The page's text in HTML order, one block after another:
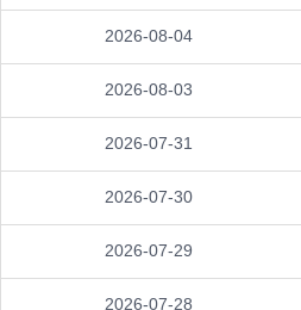
2026-08-04
2026-08-03
2026-07-31
2026-07-30
2026-07-29
2026-07-28